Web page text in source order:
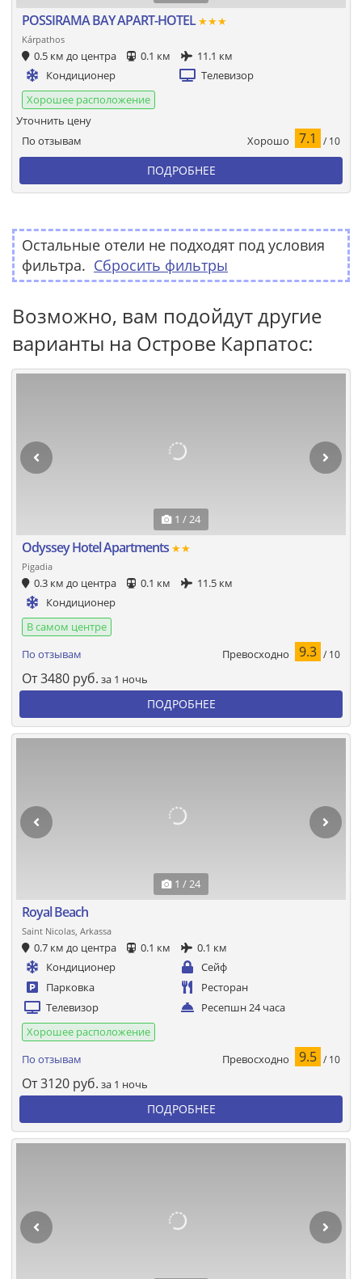
POSSIRAMA BAY APART-HOTEL★★★
Kárpathos
0.5 км до центра 0.1 км
11.1 км
Кондиционер
Телевизор
Хорошее расположение
По отзывам Хорошо 7.1 / 10
Уточнить цену
ПОДРОБНЕЕ
Остальные отели не подходят под условия
фильтра. Сбросить фильтры
Возможно, вам подойдут другие
варианты на Острове Карпатос:
1 / 24
Odyssey Hotel Apartments ★★
Pigadia
0.3 км до центра 0.1 км
11.5 км
Кондиционер
В самом центре
По отзывам
Превосходно 9.3 / 10
От3480 руб. за 1 ночь
ПОДРОБНЕЕ
1 / 24
Royal Beach
Saint Nicolas, Arkassa
0.7 км до центра 0.1 км
0.1 км
Кондиционер
Сейф
Парковка
Ресторан
Телевизор
Ресепшн 24 часа
Хорошее расположение
По отзывам
Превосходно 9.5 / 10
От3120 руб. за 1 ночь
ПОДРОБНЕЕ